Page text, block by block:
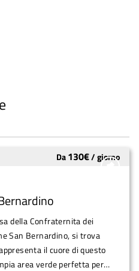
Da130€/giorno
della Confraternita dei
San Bernardino, si trova
il cuore di questo
area verde perfetta per